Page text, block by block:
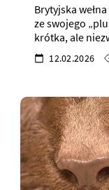
Brytyjska
ze swojego
krótka, ale
12.02.2026